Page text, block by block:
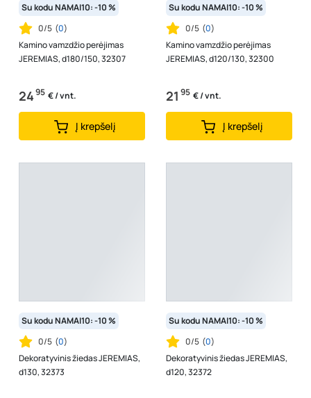
Su kodu NAMAI10: -10 %
0/5 (0)
Kamino vamzdžio perėjimas
JEREMIAS, d180/150, 32307
2495 € / vnt.
Į krepšelį
Su kodu NAMAI10: -10 %
0/5 (0)
Kamino vamzdžio perėjimas
JEREMIAS, d120/130, 32300
21 95 € / vnt.
Į krepšelį
Su kodu NAMAI10: -10 %
0/5 (0)
Dekoratyvinis žiedas JEREMIAS,
d130, 32373
Su kodu NAMAI10: -10 %
0/5 (0)
Dekoratyvinis žiedas JEREMIAS,
d120, 32372